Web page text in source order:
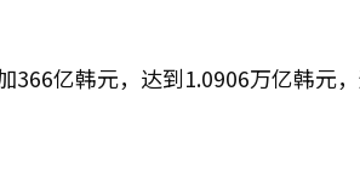
366亿韩元，达到1.0906万亿韩元